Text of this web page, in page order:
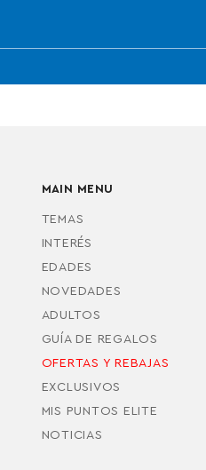
MAIN MENU
TEMAS
INTERÉS
EDADES
NOVEDADES
ADULTOS
GUÍA DE REGALOS
OFERTAS Y REBAJAS
EXCLUSIVOS
MIS PUNTOS ELITE
NOTICIAS